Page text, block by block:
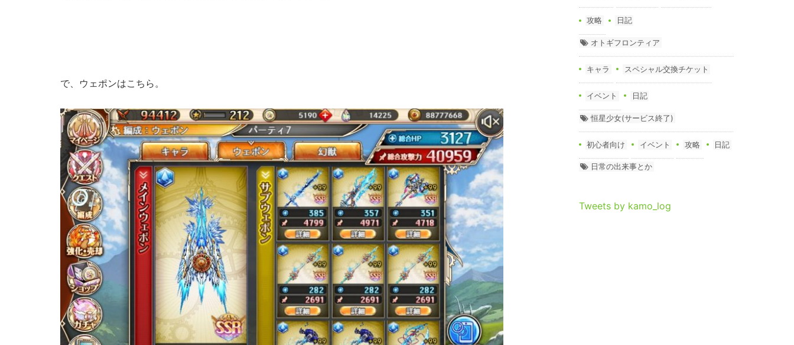
で、ウェポンはこちら。
攻略 日記
オトギフロンティア
キャラ スペシャル交換チケット
イベント 日記
恒星少女(サービス終了)
初心者向け イベント 攻略 日記
日常の出来事とか
Tweets by kamo_log